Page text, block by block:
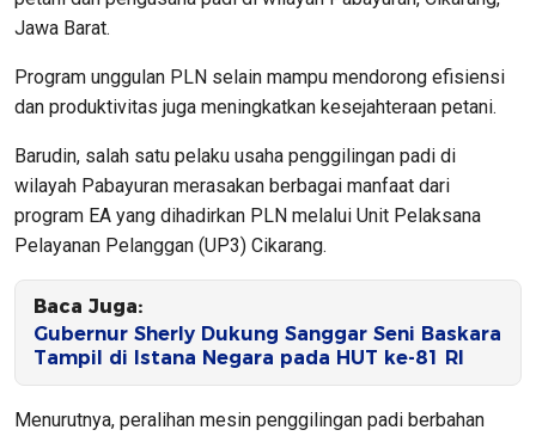
Jawa Barat.
Program unggulan PLN selain mampu mendorong efisiensi
dan produktivitas juga meningkatkan kesejahteraan petani.
Barudin, salah satu pelaku usaha penggilingan padi di
wilayah Pabayuran merasakan berbagai manfaat dari
program EA yang dihadirkan PLN melalui Unit Pelaksana
Pelayanan Pelanggan (UP3) Cikarang.
Baca Juga:
Gubernur Sherly Dukung Sanggar Seni Baskara
Tampil di Istana Negara pada HUT ke-81 RI
Menurutnya, peralihan mesin penggilingan padi berbahan